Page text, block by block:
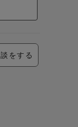
をする